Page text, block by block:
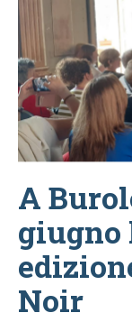
A
giugno
Noir